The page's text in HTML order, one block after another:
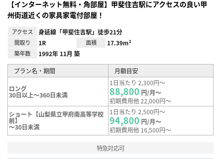
【インターネット無料・角部屋】甲斐住吉駅にアクセスの良い甲
州街道近くの家具家電付部屋！
アクセス 身延線「甲斐住吉駅」徒歩21分
間取り 1R 面積 17.39m²
築年数 1992年 11月 築
プラン名・期間 月額目安
ロング
30日以上～360日未満
1日当たり 2,300円～
88,800 円/月～
初期費用他 22,000円～
ショート【山梨県立甲府南高等学校
前】
～30日未満
1日当たり 2,500円～
94,800 円/月～
初期費用他 16,500円～
特急対応可